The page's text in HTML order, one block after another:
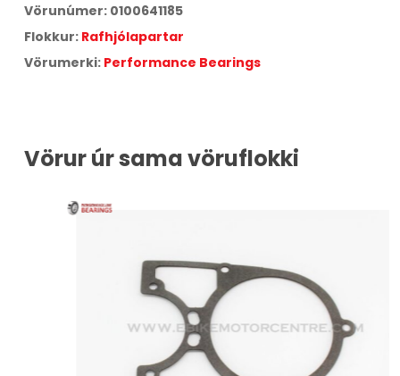
Vörunúmer: 0100641185
Flokkur: Rafhjólapartar
Vörumerki: Performance Bearings
Vörur úr sama vöruflokki